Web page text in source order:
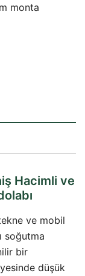
monta
Hacimli ve
ve mobil
soğutma
bir
düşük